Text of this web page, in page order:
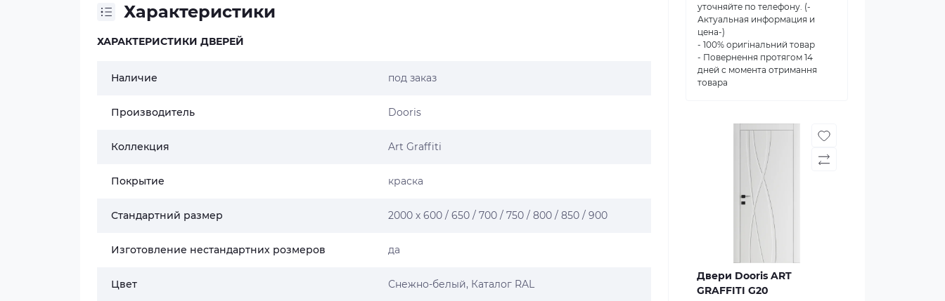
Характеристики
ХАРАКТЕРИСТИКИ ДВЕРЕЙ
Наличие под заказ
Производитель Dooris
Коллекция Art Graffiti
Покрытие краска
Стандартний размер 2000 х 600 / 650 / 700 / 750 / 800 / 850 / 900
Изготовление нестандартних розмеров да
Цвет Снежно-белый, Каталог RAL
уточняйте по телефону. (-
Актуальная информация и
цена-)
- 100% оригінальний товар
- Повернення протягом 14
дней с момента отримання
товара
Двери Dooris ART
GRAFFITI G20